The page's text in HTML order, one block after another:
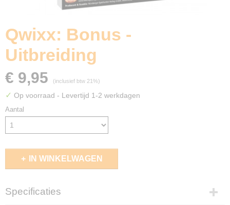
Qwixx: Bonus -
Uitbreiding
€ 9,95 (inclusief btw 21%)
✓ Op voorraad - Levertijd 1-2 werkdagen
Aantal
IN WINKELWAGEN
Specificaties